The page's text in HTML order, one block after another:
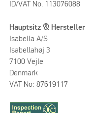
ID/VAT No. 113076088
Hauptsitz & Hersteller
Isabella A/S
Isabellahøj 3
7100 Vejle
Denmark
VAT No: 87619117